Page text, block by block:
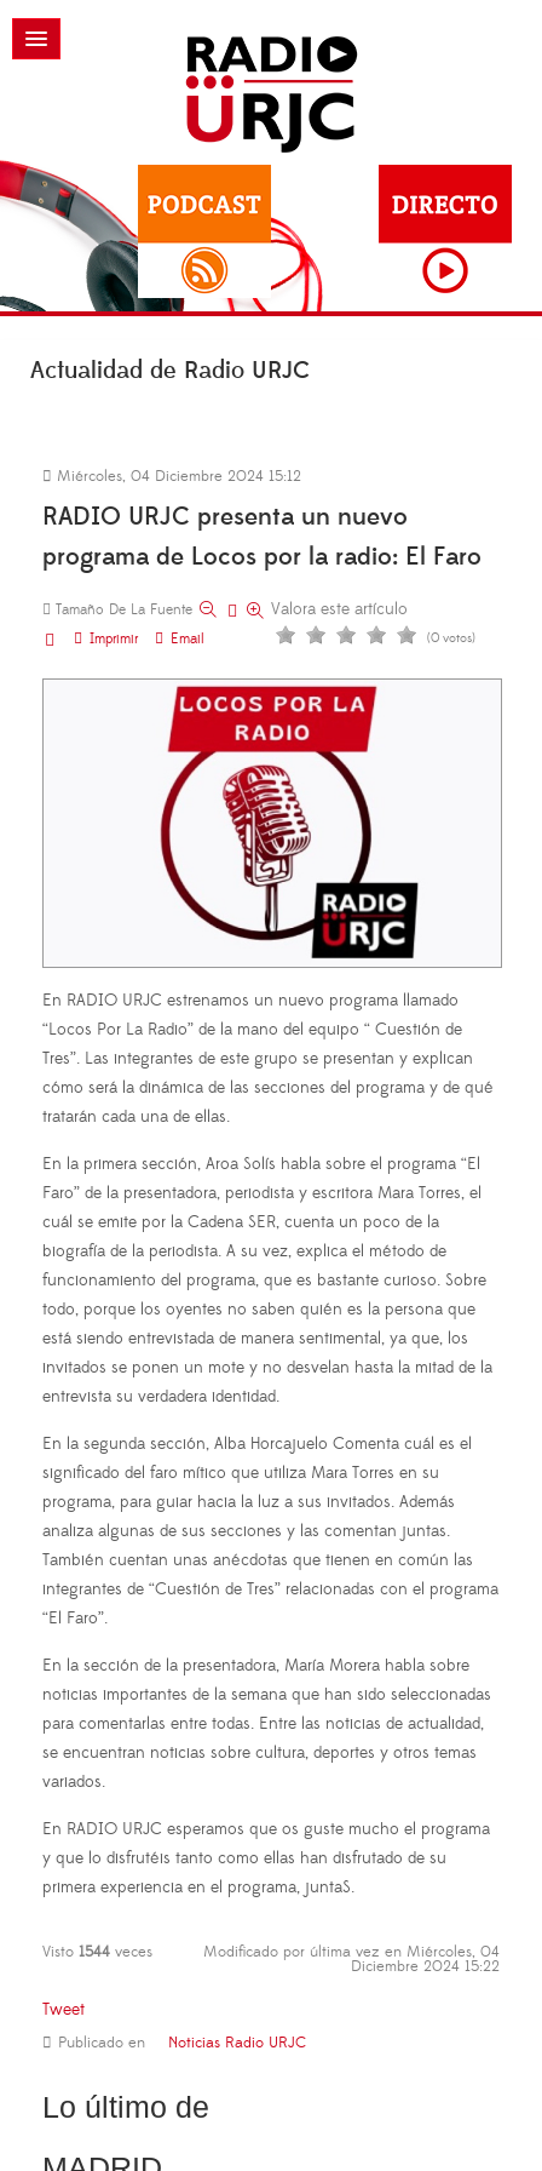
Actualidad de Radio URJC
Miércoles, 04 Diciembre 2024 15:12
RADIO URJC presenta un nuevo
programa de Locos por la radio: El Faro
Tamaño De La Fuente
Imprimir
Email
Valora este artículo
(0 votos)
En RADIO URJC estrenamos un nuevo programa llamado
“Locos Por La Radio” de la mano del equipo “ Cuestión de
Tres”. Las integrantes de este grupo se presentan y explican
cómo será la dinámica de las secciones del programa y de qué
tratarán cada una de ellas.
En la primera sección, Aroa Solís habla sobre el programa “El
Faro” de la presentadora, periodista y escritora Mara Torres, el
cuál se emite por la Cadena SER, cuenta un poco de la
biografía de la periodista. A su vez, explica el método de
funcionamiento del programa, que es bastante curioso. Sobre
todo, porque los oyentes no saben quién es la persona que
está siendo entrevistada de manera sentimental, ya que, los
invitados se ponen un mote y no desvelan hasta la mitad de la
entrevista su verdadera identidad.
En la segunda sección, Alba Horcajuelo Comenta cuál es el
significado del faro mítico que utiliza Mara Torres en su
programa, para guiar hacia la luz a sus invitados. Además
analiza algunas de sus secciones y las comentan juntas.
También cuentan unas anécdotas que tienen en común las
integrantes de “Cuestión de Tres” relacionadas con el programa
“El Faro”.
En la sección de la presentadora, María Morera habla sobre
noticias importantes de la semana que han sido seleccionadas
para comentarlas entre todas. Entre las noticias de actualidad,
se encuentran noticias sobre cultura, deportes y otros temas
variados.
En RADIO URJC esperamos que os guste mucho el programa
y que lo disfrutéis tanto como ellas han disfrutado de su
primera experiencia en el programa, juntaS.
Visto 1544 veces Modificado por última vez en Miércoles, 04
Diciembre 2024 15:22
Tweet
Publicado en Noticias Radio URJC
Lo último de